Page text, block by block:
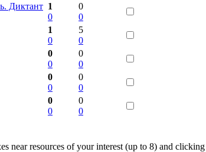
Диктант 1
0
0
0
1
0
5
0
0
0
0
0
0
0
0
0
0
0
0
0
near resources of your interest (up to 8) and